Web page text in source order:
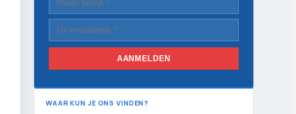
AANMELDEN
WAAR KUN JE ONS VINDEN?